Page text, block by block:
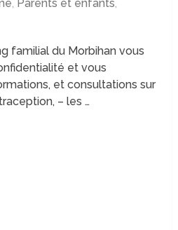
, Parents et enfants,
familial du Morbihan vous
et vous
et consultations sur
– les …